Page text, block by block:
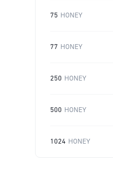
75 HONEY
77 HONEY
250 HONEY
500 HONEY
1024 HONEY